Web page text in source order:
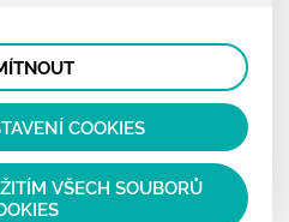
s informacemi z KHS
uvedených předmětů.
- hudební výchova může
rovině
produktů či jiným
COOKIES
VŠECH SOUBORŮ